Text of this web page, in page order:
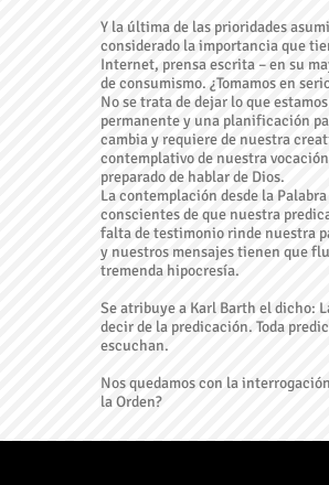
Y la última de las prioridades
considerado la importancia que
Internet, prensa escrita – en su
de consumismo. ¿Tomamos en
No se trata de dejar lo que
permanente y una planificación
cambia y requiere de nuestra
contemplativo de nuestra
preparado de hablar de Dios.
La contemplación desde la
conscientes de que nuestra
falta de testimonio rinde nuestra
y nuestros mensajes tienen que
tremenda hipocresía.
Se atribuye a Karl Barth el dicho:
decir de la predicación. Toda
escuchan.
Nos quedamos con la
la Orden?